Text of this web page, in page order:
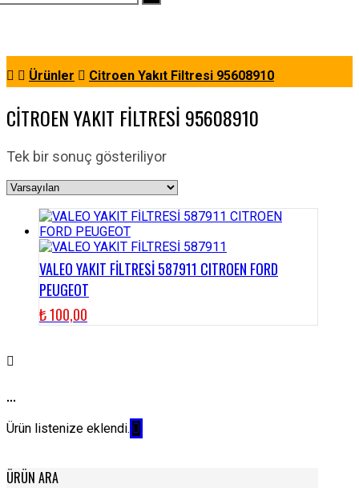
Ürünler Citroen Yakıt Filtresi 95608910
CITROEN YAKIT FILTRESI 95608910
Tek bir sonuç gösteriliyor
VALEO YAKIT FİLTRESİ 587911 CITROEN FORD
PEUGEOT
₺100,00
...
Ürün listenize eklendi.
ÜRÜN ARA